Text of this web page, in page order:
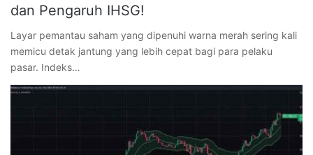
dan Pengaruh IHSG!
Layar pemantau saham yang dipenuhi warna merah sering kali
memicu detak jantung yang lebih cepat bagi para pelaku
pasar. Indeks…